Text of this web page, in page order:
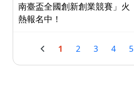
南臺盃全國創新創業競賽」火
熱報名中！
1 2 3 4 5